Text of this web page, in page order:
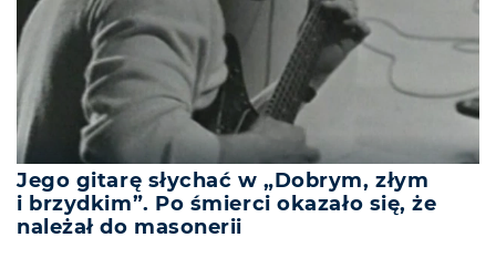
Jego gitarę słychać w „Dobrym, złym
i brzydkim”. Po śmierci okazało się, że
należał do masonerii